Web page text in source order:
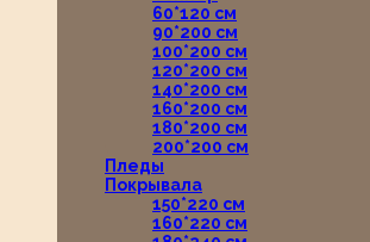
60*120 см
90*200 см
100*200 см
120*200 см
140*200 см
160*200 см
180*200 см
200*200 см
Пледы
Покрывала
150*220 см
160*220 см